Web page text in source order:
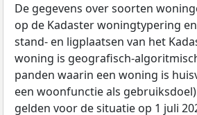
De gegevens over soorten
op de Kadaster woningtypering
stand- en ligplaatsen van het
woning is geografisch-
panden waarin een woning is
een woonfunctie als
gelden voor de situatie op 1 juli